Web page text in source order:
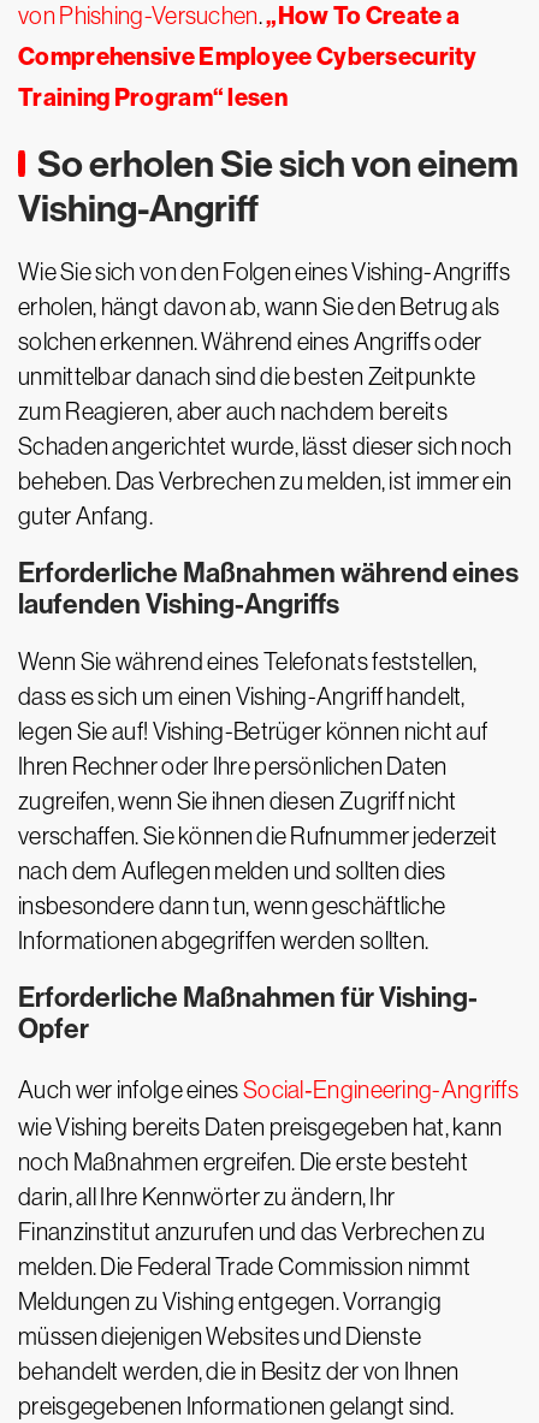
von Phishing-Versuchen.„How To Create a
Comprehensive Employee Cybersecurity
Training Program“ lesen
So erholen Sie sich von einem
Vishing-Angriff
Wie Sie sich von den Folgen eines Vishing-Angriffs
erholen, hängt davon ab, wann Sie den Betrug als
solchen erkennen. Während eines Angriffs oder
unmittelbar danach sind die besten Zeitpunkte
zum Reagieren, aber auch nachdem bereits
Schaden angerichtet wurde, lässt dieser sich noch
beheben. Das Verbrechen zu melden, ist immer ein
guter Anfang.
Erforderliche Maßnahmen während eines
laufenden Vishing-Angriffs
Wenn Sie während eines Telefonats feststellen,
dass es sich um einen Vishing-Angriff handelt,
legen Sie auf! Vishing-Betrüger können nicht auf
Ihren Rechner oder Ihre persönlichen Daten
zugreifen, wenn Sie ihnen diesen Zugriff nicht
verschaffen. Sie können die Rufnummer jederzeit
nach dem Auflegen melden und sollten dies
insbesondere dann tun, wenn geschäftliche
Informationen abgegriffen werden sollten.
Erforderliche Maßnahmen für Vishing-
Opfer
Auch wer infolge einesSocial‑Engineering-Angriffs
wie Vishing bereits Daten preisgegeben hat, kann
noch Maßnahmen ergreifen. Die erste besteht
darin, all Ihre Kennwörter zu ändern, Ihr
Finanzinstitut anzurufen und das Verbrechen zu
melden. Die Federal Trade Commission nimmt
Meldungen zu Vishing entgegen. Vorrangig
müssen diejenigen Websites und Dienste
behandelt werden, die in Besitz der von Ihnen
preisgegebenen Informationen gelangt sind.